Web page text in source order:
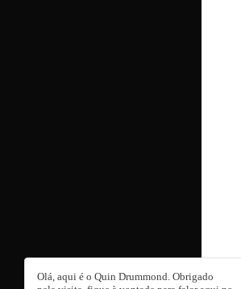
Olá, aqui é o Quin Drummond. Obrigado